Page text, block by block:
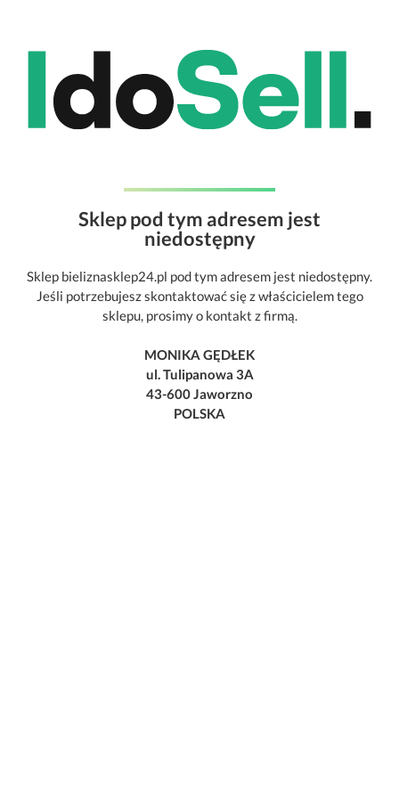
Sklep pod tym adresem jest
niedostępny
Sklep bieliznasklep24.pl pod tym adresem jest niedostępny.
Jeśli potrzebujesz skontaktować się z właścicielem tego
sklepu, prosimy o kontakt z firmą.
MONIKA GĘDŁEK
ul. Tulipanowa 3A
43-600 Jaworzno
POLSKA